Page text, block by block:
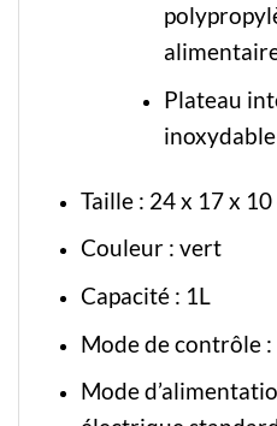
Plateau
inoxydable
Taille : 24 x 17 x 10
Couleur : vert
Capacité : 1L
Mode de contrôle
Mode